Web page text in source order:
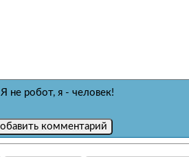
Я не робот, я - человек!